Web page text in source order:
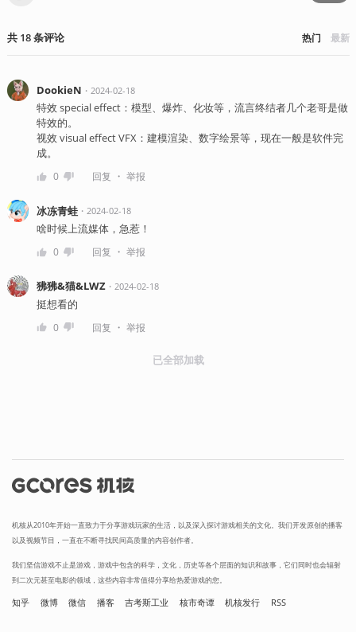
共 18条评论 热门 最新
DookieN ・ 2024-02-18
特效 special effect：模型、爆炸、化妆等，流言终结者几个老哥是做
特效的。
视效 visual effect VFX：建模渲染、数字绘景等，现在一般是软件完
成。
0 回复 ・ 举报
冰冻青蛙・ 2024-02-18
啥时候上流媒体，急惹！
0 回复 ・ 举报
狒狒&猫&LWZ・ 2024-02-18
挺想看的
0 回复 ・ 举报
已全部加载
机核从2010年开始一直致力于分享游戏玩家的生活，以及深入探讨游戏相关的文化。我们开发原创的播客
以及视频节目，一直在不断寻找民间高质量的内容创作者。
我们坚信游戏不止是游戏，游戏中包含的科学，文化，历史等各个层面的知识和故事，它们同时也会辐射
到二次元甚至电影的领域，这些内容非常值得分享给热爱游戏的您。
知乎 微博 微信 播客 吉考斯工业 核市奇谭 机核发行 RSS